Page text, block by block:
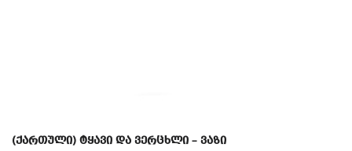
(ქართული) ტყავი და ვერცხლი – ვაზი